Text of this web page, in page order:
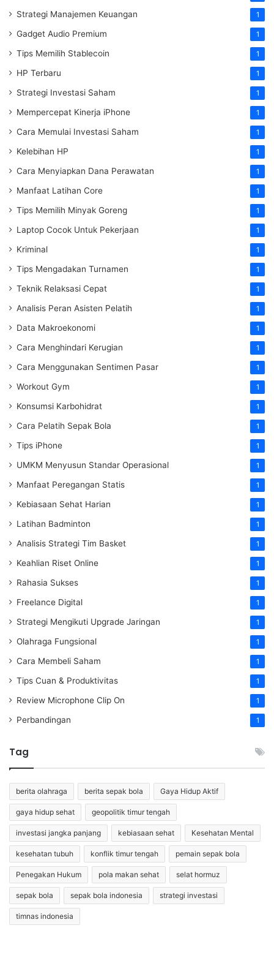
Strategi Manajemen Keuangan 1
Gadget Audio Premium 1
Tips Memilih Stablecoin 1
HP Terbaru 1
Strategi Investasi Saham 1
Mempercepat Kinerja iPhone 1
Cara Memulai Investasi Saham 1
Kelebihan HP 1
Cara Menyiapkan Dana Perawatan 1
Manfaat Latihan Core 1
Tips Memilih Minyak Goreng 1
Laptop Cocok Untuk Pekerjaan 1
Kriminal 1
Tips Mengadakan Turnamen 1
Teknik Relaksasi Cepat 1
Analisis Peran Asisten Pelatih 1
Data Makroekonomi 1
Cara Menghindari Kerugian 1
Cara Menggunakan Sentimen Pasar 1
Workout Gym 1
Konsumsi Karbohidrat 1
Cara Pelatih Sepak Bola 1
Tips iPhone 1
UMKM Menyusun Standar Operasional 1
Manfaat Peregangan Statis 1
Kebiasaan Sehat Harian 1
Latihan Badminton 1
Analisis Strategi Tim Basket 1
Keahlian Riset Online 1
Rahasia Sukses 1
Freelance Digital 1
Strategi Mengikuti Upgrade Jaringan 1
Olahraga Fungsional 1
Cara Membeli Saham 1
Tips Cuan & Produktivitas 1
Review Microphone Clip On 1
Perbandingan 1
Tag
berita olahraga berita sepak bola Gaya Hidup Aktif
gaya hidup sehat geopolitik timur tengah
investasi jangka panjang kebiasaan sehat Kesehatan Mental
kesehatan tubuh konflik timur tengah pemain sepak bola
Penegakan Hukum pola makan sehat selat hormuz
sepak bola sepak bola indonesia strategi investasi
timnas indonesia